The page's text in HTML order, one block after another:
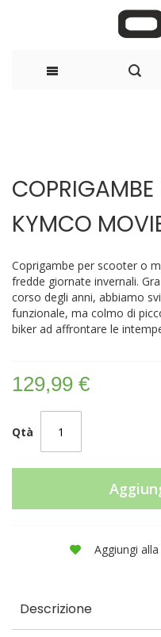
fine
galleria
di
della
di
immagini
COPRIGAMBE
KYMCO
Coprigambe per scooter o
fredde giornate invernali.
corso degli anni, abbiamo
funzionale, ma colmo di
biker ad affrontare le
129,99 €
Qtà
Aggiungi
Descrizione